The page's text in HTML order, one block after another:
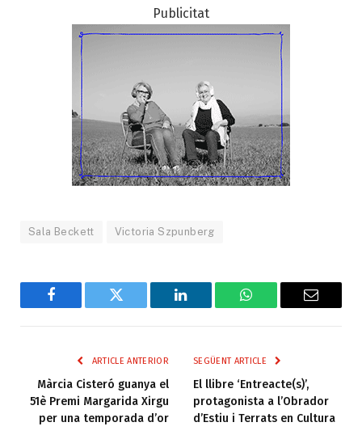
Publicitat
Sala Beckett Victoria Szpunberg
Facebook Twitter LinkedIn WhatsAppEmail
ARTICLE ANTERIOR
Màrcia Cisteró guanya el
51è Premi Margarida Xirgu
per una temporada d’or
SEGÜENT ARTICLE
El llibre ‘Entreacte(s)’,
protagonista a l’Obrador
d’Estiu i Terrats en Cultura